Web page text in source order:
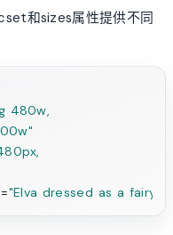
和sizes属性提供不同
480w,
="Elva dressed as a fairy"